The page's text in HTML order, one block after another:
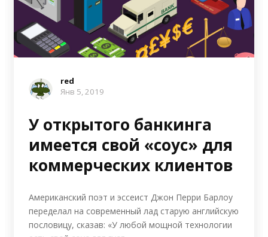
red
Янв 5, 2019
У открытого банкинга
имеется свой «соус» для
коммерческих клиентов
Американский поэт и эссеист Джон Перри Барлоу
переделал на современный лад старую английскую
пословицу, сказав: «У любой мощной технологии